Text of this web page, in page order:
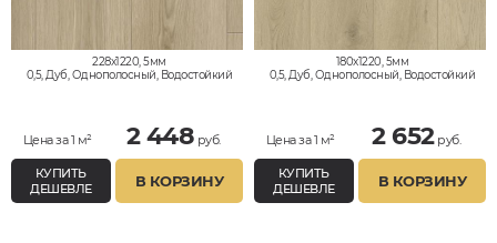
228x1220, 5мм
0,5, Дуб, Однополосный, Водостойкий
Цена за 1 м² 2 448 руб.
КУПИТЬ
ДЕШЕВЛЕ
В КОРЗИНУ
180x1220, 5мм
0,5, Дуб, Однополосный, Водостойкий
Цена за 1 м² 2 652руб.
КУПИТЬ
ДЕШЕВЛЕ
В КОРЗИНУ